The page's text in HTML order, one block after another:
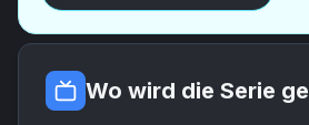
Wo wird die Serie